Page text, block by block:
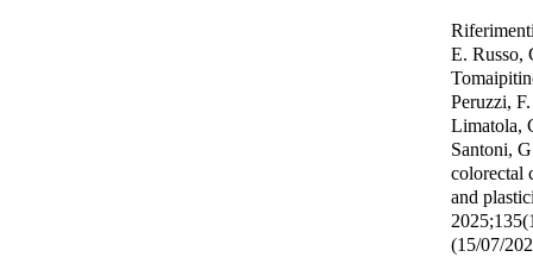
E. Russo,
Peruzzi,
Limatola,
Santoni,
colorectal
and
(15/07/